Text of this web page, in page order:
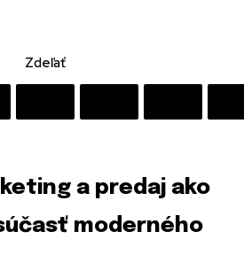
Zdeľať
a predaj ako
moderného